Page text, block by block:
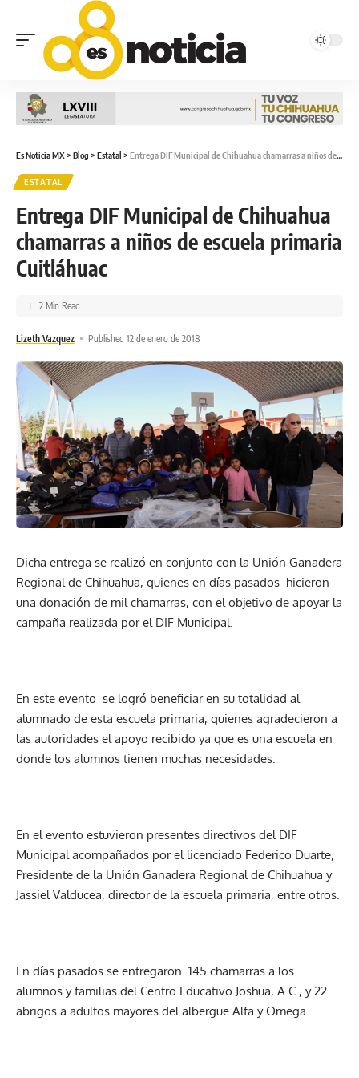
Es Noticia MX> Blog > Estatal > Entrega DIF Municipal de Chihuahua chamarras a niños de escuela primaria Cuitláhuac
ESTATAL
Entrega DIF Municipal de Chihuahua
chamarras a niños de escuela primaria
Cuitláhuac
Lizeth Vazquez Published 12 de enero de 2018
2 Min Read
Dicha entrega se realizó en conjunto con la Unión Ganadera
Regional de Chihuahua, quienes en días pasados hicieron
una donación de mil chamarras, con el objetivo de apoyar la
campaña realizada por el DIF Municipal.
En este evento se logró beneficiar en su totalidad al
alumnado de esta escuela primaria, quienes agradecieron a
las autoridades el apoyo recibido ya que es una escuela en
donde los alumnos tienen muchas necesidades.
En el evento estuvieron presentes directivos del DIF
Municipal acompañados por el licenciado Federico Duarte,
Presidente de la Unión Ganadera Regional de Chihuahua y
Jassiel Valducea, director de la escuela primaria, entre otros.
En días pasados se entregaron 145 chamarras a los
alumnos y familias del Centro Educativo Joshua, A.C., y 22
abrigos a adultos mayores del albergue Alfa y Omega.